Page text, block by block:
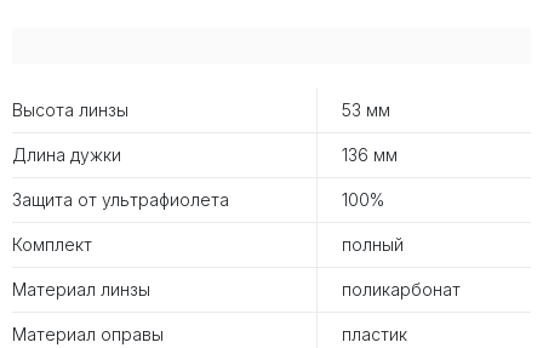
Высота линзы 53 мм
Длина дужки 136 мм
Защита от ультрафиолета 100%
Комплект полный
Материал линзы поликарбонат
Материал оправы пластик